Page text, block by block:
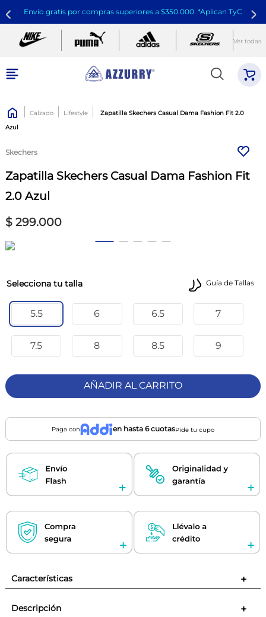
Envío gratis por compras superiores a $350.000. *Aplican TyC
Ver todas
Calzado Lifestyle
Zapatilla Skechers Casual Dama Fashion Fit 2.0
Azul
Skechers
Zapatilla Skechers Casual Dama Fashion Fit
2.0 Azul
$ 299.000
Guía de Tallas
talla
5.5 6 6.5 7
7.5 8 8.5 9
AÑADIR AL CARRITO
Paga con en hasta 6 cuotasPide tu cupo
Características +
Descripción +